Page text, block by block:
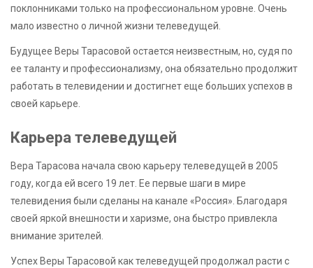
поклонниками только на профессиональном уровне. Очень
мало известно о личной жизни телеведущей.
Будущее Веры Тарасовой остается неизвестным, но, судя по
ее таланту и профессионализму, она обязательно продолжит
работать в телевидении и достигнет еще больших успехов в
своей карьере.
Карьера телеведущей
Вера Тарасова начала свою карьеру телеведущей в 2005
году, когда ей всего 19 лет. Ее первые шаги в мире
телевидения были сделаны на канале «Россия». Благодаря
своей яркой внешности и харизме, она быстро привлекла
внимание зрителей.
Успех Веры Тарасовой как телеведущей продолжал расти с